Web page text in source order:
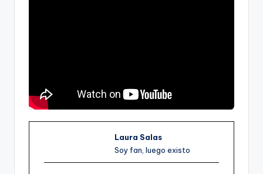
Laura Salas
Soy fan, luego existo